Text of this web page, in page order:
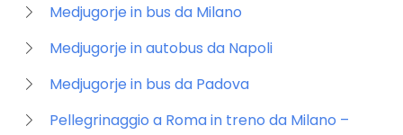
Medjugorje in bus da Milano
Medjugorje in autobus da Napoli
Medjugorje in bus da Padova
Pellegrinaggio a Roma in treno da Milano –